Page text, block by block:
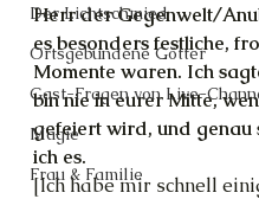
Der Lichtschmied
Ortsgebundene Götter
Gast-Fragen von Live-
Magie
Frau & Familie
Herr der Gegenwelt/
es besonders festliche,
Momente waren. Ich
bin nie in eurer Mitte,
gefeiert wird, und genau
ich es.
[Ich habe mir schnell